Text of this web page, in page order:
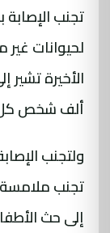
تجنب الإصابة
لحيوانات غير
ألف شخص
ولتجنب
تجنب ملامسة
إلى حث